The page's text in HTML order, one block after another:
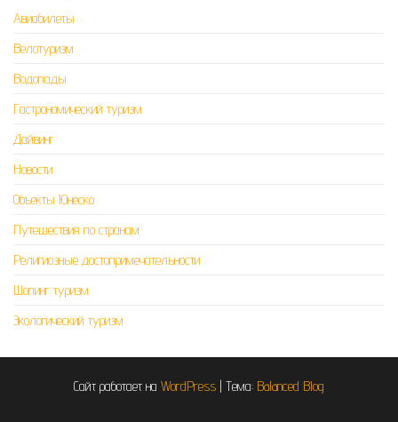
Авиабилеты
Велотуризм
Водопады
Гастрономический туризм
Дайвинг
Новости
Объекты Юнеско
Путешествия по странам
Религиозные достопримечательности
Шопинг туризм
Экологический туризм
Сайт работает на WordPress Тема: Balanced Blog